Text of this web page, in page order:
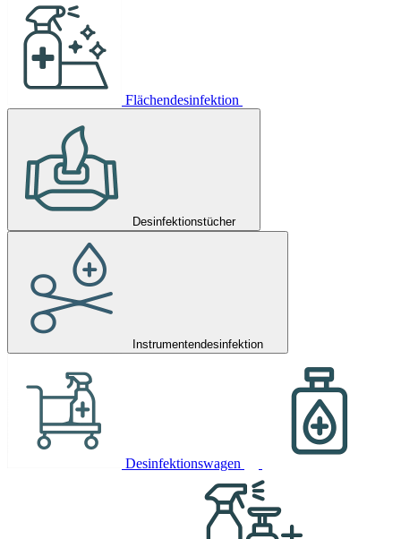
Flächendesinfektion
Desinfektionstücher
Instrumentendesinfektion
Desinfektionswagen